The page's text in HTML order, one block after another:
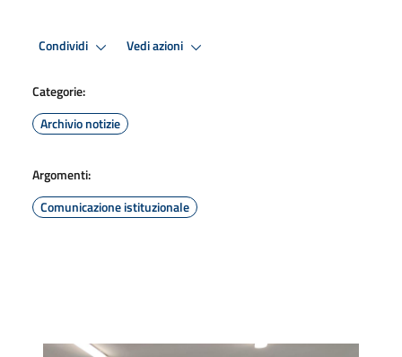
Condividi Vedi azioni
Categorie:
Archivio notizie
Argomenti:
Comunicazione istituzionale